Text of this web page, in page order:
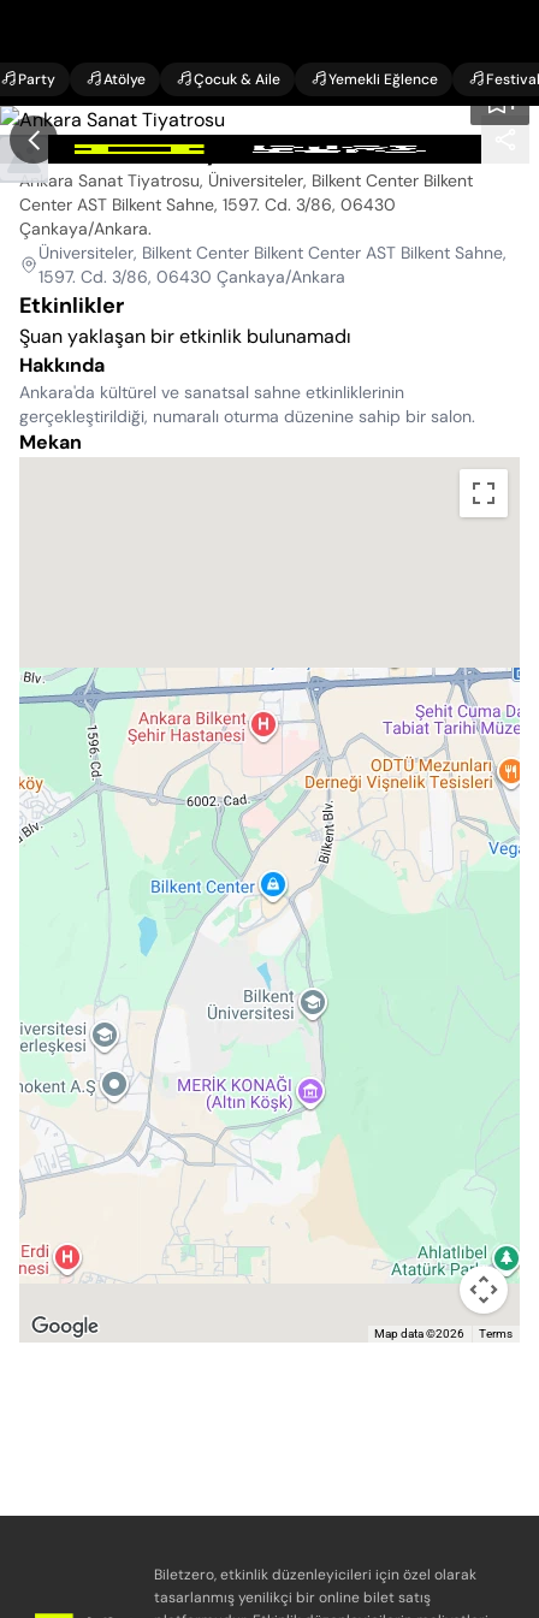
Party Atölye Çocuk & Aile Yemekli Eğlence Festival
1
Ankara Sanat Tiyatrosu
Ankara Sanat Tiyatrosu, Üniversiteler, Bilkent Center Bilkent
Center AST Bilkent Sahne, 1597. Cd. 3/86, 06430
Çankaya/Ankara.
Üniversiteler, Bilkent Center Bilkent Center AST Bilkent Sahne,
1597. Cd. 3/86, 06430 Çankaya/Ankara
Etkinlikler
Şuan yaklaşan bir etkinlik bulunamadı
Hakkında
Ankara'da kültürel ve sanatsal sahne etkinliklerinin
gerçekleştirildiği, numaralı oturma düzenine sahip bir salon.
Mekan
Map data ©2026 Terms
Biletzero, etkinlik düzenleyicileri için özel olarak
tasarlanmış yenilikçi bir online bilet satış